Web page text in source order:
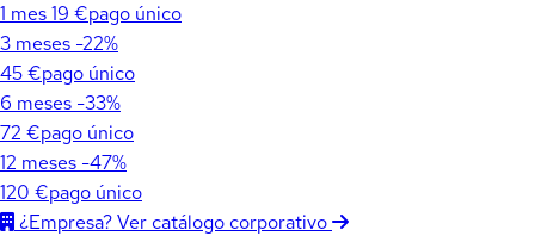
1 mes19 €pago único
3 meses -22%
45 €pago único
6 meses -33%
72 €pago único
12 meses -47%
120 €pago único
¿Empresa? Ver catálogo corporativo